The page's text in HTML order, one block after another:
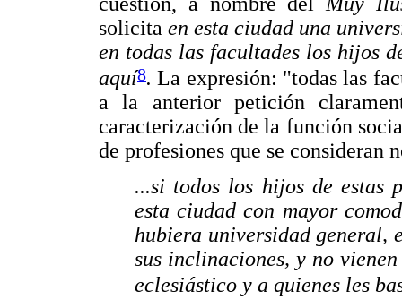
solicitaen esta ciudad una
en todas las facultades los hijos
aquí8.La expresión: "todas las
a la anterior petición
caracterización de la función
de profesiones que se consideran
...si todos los hijos de estas
esta ciudad con mayor
hubiera universidad general,
sus inclinaciones, y no
eclesiástico y a quienes les